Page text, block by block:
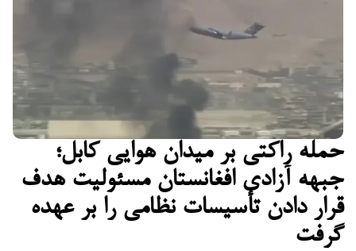
حمله راکتی بر میدان هوایی کابل؛
جبهه آزادی افغانستان مسئولیت هدف
قرار دادن تأسیسات نظامی را بر عهده
گرفت